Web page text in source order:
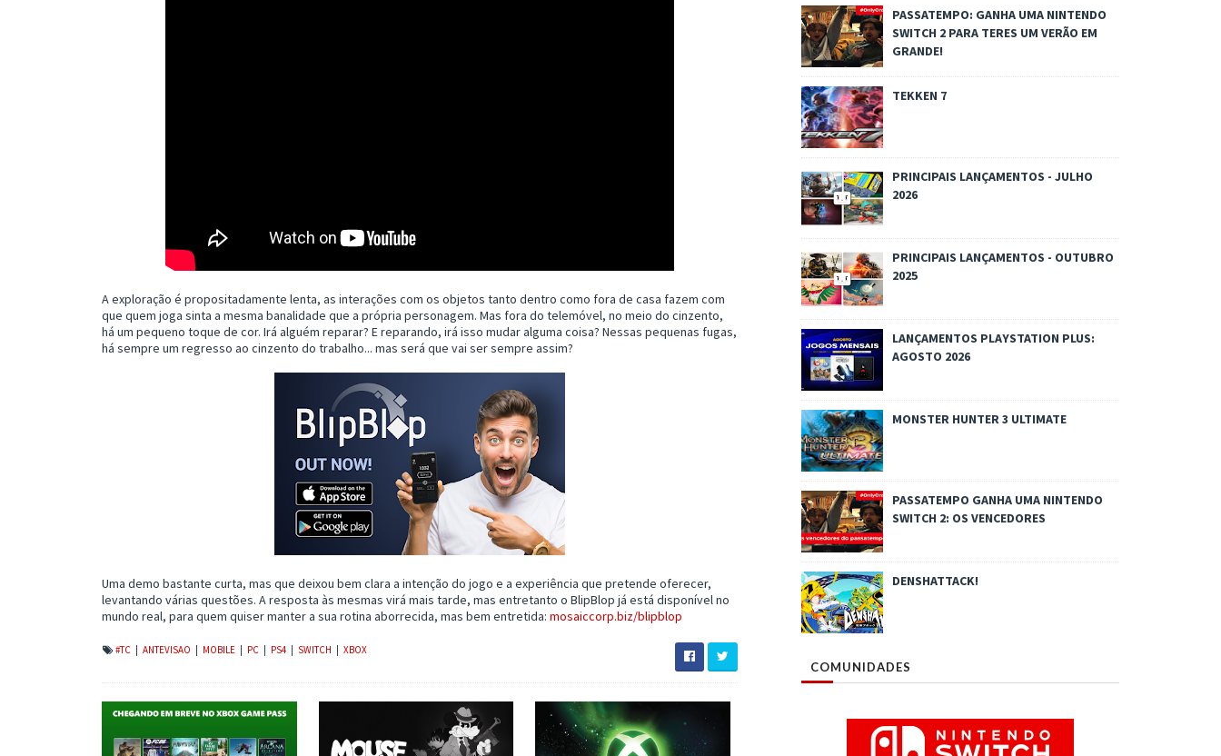
A exploração é propositadamente lenta, as interações com os objetos tanto dentro como fora de casa fazem com
que quem joga sinta a mesma banalidade que a própria personagem. Mas fora do telemóvel, no meio do cinzento,
há um pequeno toque de cor. Irá alguém reparar? E reparando, irá isso mudar alguma coisa? Nessas pequenas fugas,
há sempre um regresso ao cinzento do trabalho... mas será que vai ser sempre assim?
Uma demo bastante curta, mas que deixou bem clara a intenção do jogo e a experiência que pretende oferecer,
levantando várias questões. A resposta às mesmas virá mais tarde, mas entretanto o BlipBlop já está disponível no
mundo real, para quem quiser manter a sua rotina aborrecida, mas bem entretida: mosaiccorp.biz/blipblop
#TC ANTEVISAO MOBILE PC PS4 SWITCH XBOX
PASSATEMPO: GANHA UMA NINTENDO
SWITCH 2 PARA TERES UM VERÃO EM
GRANDE!
TEKKEN 7
PRINCIPAIS LANÇAMENTOS - JULHO
2026
PRINCIPAIS LANÇAMENTOS - OUTUBRO
2025
LANÇAMENTOS PLAYSTATION PLUS:
AGOSTO 2026
MONSTER HUNTER 3 ULTIMATE
PASSATEMPO GANHA UMA NINTENDO
SWITCH 2: OS VENCEDORES
DENSHATTACK!
COMUNIDADES